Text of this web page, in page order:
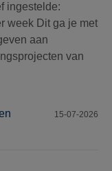
ingestelde:
week Dit ga je met
aan
van
15-07-2026